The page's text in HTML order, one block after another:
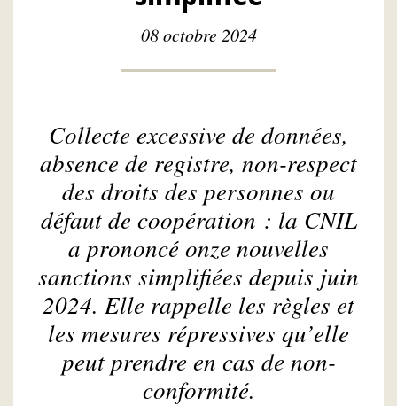
08 octobre 2024
Collecte excessive de données,
absence de registre, non-respect
des droits des personnes ou
défaut de coopération : la CNIL
a prononcé onze nouvelles
sanctions simplifiées depuis juin
2024. Elle rappelle les règles et
les mesures répressives qu’elle
peut prendre en cas de non-
conformité.